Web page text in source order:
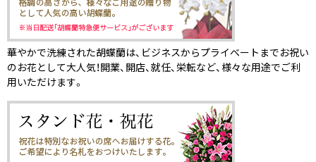
華やかで洗練された胡蝶蘭は、ビジネスからプライベートまでお祝い
のお花として大人気！開業、開店、就任、栄転など、様々な用途でご利
用いただけます。